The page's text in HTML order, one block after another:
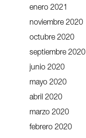
enero 2021
noviembre 2020
octubre 2020
septiembre 2020
junio 2020
mayo 2020
abril 2020
marzo 2020
febrero 2020